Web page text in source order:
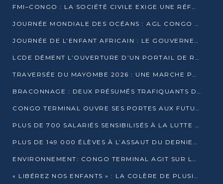
FMI–CONGO : LA SOCIÉTÉ CIVILE EXIGE UNE RÉFORME DE LA FISCALITÉ PÉTROLIÈRE
JOURNÉE MONDIALE DES OCÉANS : AGL CONGO MOBILISE SES COLLABORATEURS POUR LA PRÉSERVATION DE LA BIODIVERSITÉ MARINE
JOURNÉE DE L’ENFANT AFRICAIN : LE GOUVERNEMENT MOBILISÉ POUR L’HYGIÈNE DANS LES ORPHELINATS
LCDE DÉMENT L’OUVERTURE D’UN PORTAIL DE RECRUTEMENT ET APPELLE À LA VIGILANCE
TRAVERSÉE DU MAYOMBE 2026 : UNE MARCHE POUR SENSIBILISER ET DÉPISTER AU DIABÈTE
BRACONNAGE : DEUX PRÉSUMÉS TRAFIQUANTS D’HIPPOPOTAME ÉCROUÉS À BRAZZAVILLE
CONGO TERMINAL OUVRE SES PORTES AUX FUTURS INGÉNIEURS DE L’UCAC-ICAM
PLUS DE 700 SALARIÉS SENSIBILISÉS À LA LUTTE CONTRE LA TUBERCULOSE À CONGO TERMINAL
PLUS DE 149 000 ÉLÈVES À L’ASSAUT DU DERNIER CEPE
ENVIRONNEMENT: CONGO TERMINAL AGIT SUR LE TERRAIN ET FORME LES PLUS JEUNES
« LIBÉREZ NOS ENFANTS » : LA COLÈRE DE PLUSIEURS MÈRES À BRAZZAVILLE CONTRE LA DGSP